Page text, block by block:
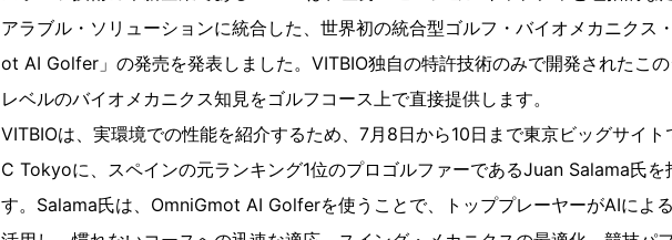
アラブル・ソリューションに統合した、世界初の統合型ゴルフ・バイオメカニクス
ot AI Golfer」の発売を発表しました。VITBIO独自の特許技術のみで開発されたこ
レベルのバイオメカニクス知見をゴルフコース上で直接提供します。
VITBIOは、実環境での性能を紹介するため、7月8日から10日まで東京ビッグサイト
C Tokyoに、スペインの元ランキング1位のプロゴルファーであるJuan Salama氏を
す。Salama氏は、OmniGmot AI Golferを使うことで、トッププレーヤーがAIによ